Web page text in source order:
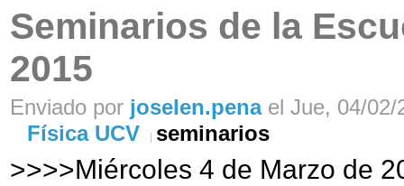
Seminarios de la
2015
Enviado por joselen.penael Jue, 04/02/
Física UCV
seminarios
>>>>Miércoles 4 de Marzo de